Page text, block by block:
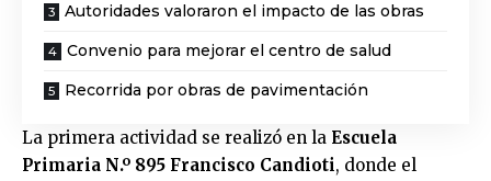
Autoridades valoraron el impacto de las obras
Convenio para mejorar el centro de salud
Recorrida por obras de pavimentación
La primera actividad se realizó en la Escuela
Primaria N.º 895 Francisco Candioti, donde el